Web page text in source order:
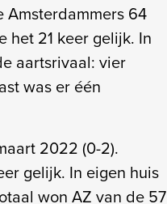
Amsterdammers 64
het 21 keer gelijk. In
aartsrivaal: vier
was er één
2022 (0-2).
gelijk. In eigen huis
won AZ van de 57